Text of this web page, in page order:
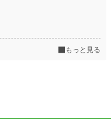
もっと見る